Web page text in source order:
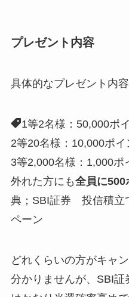
プレゼント内容
具体的なプレゼント内
1等2名様：50,000ポ
2等20名様：10,000ポイ
3等2,000名様：1,000ポ
外れた方にも全員に500
典；SBI証券 投信積立
ペーン
どれくらいの方がキャ
分かりませんが、SBI